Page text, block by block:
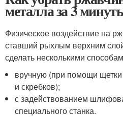
металла за 3
Физическое воздействие на
ставший рыхлым верхним
сделать несколькими
вручную (при помощи
и скребков);
с задействованием
специального станка.